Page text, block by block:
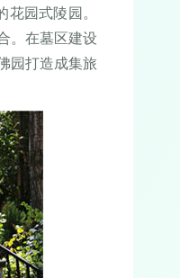
园式陵园。
。在墓区建设
园打造成集旅